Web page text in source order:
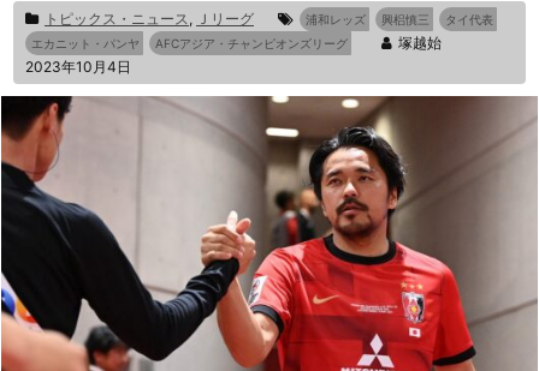
トピックス・ニュース, Ｊリーグ 浦和レッズ 興梠慎三
タイ代表
エカニット・パンヤ
AFCアジア・チャンピオンズリーグ
塚越始
2023年10月4日